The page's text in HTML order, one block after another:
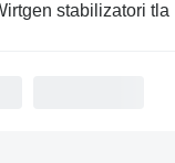
stabilizatori tla